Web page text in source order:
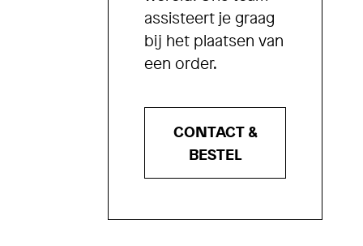
assisteert je graag
bij het plaatsen van
een order.
CONTACT &
BESTEL